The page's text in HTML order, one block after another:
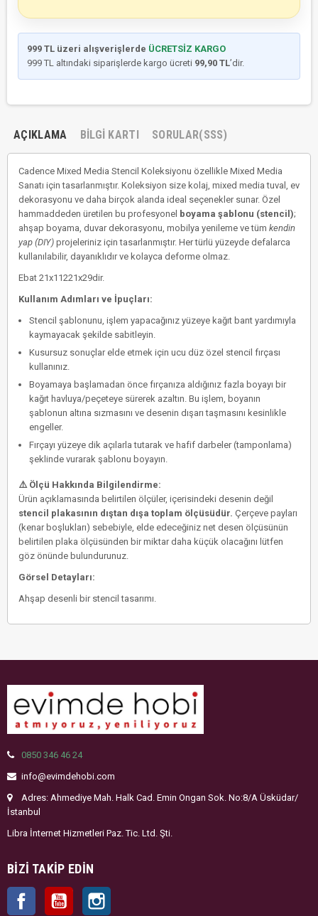
999 TL üzeri alışverişlerde ÜCRETSİZ KARGO
999 TL altındaki siparişlerde kargo ücreti 99,90 TL’dir.
AÇIKLAMA BILGI KARTI SORULAR(SSS)
Cadence Mixed Media Stencil Koleksiyonu özellikle Mixed Media
Sanatı için tasarlanmıştır. Koleksiyon size kolaj, mixed media tuval, ev
dekorasyonu ve daha birçok alanda ideal seçenekler sunar. Özel
hammaddeden üretilen bu profesyonel boyama şablonu (stencil);
ahşap boyama, duvar dekorasyonu, mobilya yenileme ve tüm kendin
yap (DIY) projeleriniz için tasarlanmıştır. Her türlü yüzeyde defalarca
kullanılabilir, dayanıklıdır ve kolayca deforme olmaz.
Ebat 21x11221x29dir.
Kullanım Adımları ve İpuçları:
Stencil şablonunu, işlem yapacağınız yüzeye kağıt bant yardımıyla
kaymayacak şekilde sabitleyin.
Kusursuz sonuçlar elde etmek için ucu düz özel stencil fırçası
kullanınız.
Boyamaya başlamadan önce fırçanıza aldığınız fazla boyayı bir
kağıt havluya/peçeteye sürerek azaltın. Bu işlem, boyanın
şablonun altına sızmasını ve desenin dışarı taşmasını kesinlikle
engeller.
Fırçayı yüzeye dik açılarla tutarak ve hafif darbeler (tamponlama)
şeklinde vurarak şablonu boyayın.
⚠️ Ölçü Hakkında Bilgilendirme:
Ürün açıklamasında belirtilen ölçüler, içerisindeki desenin değil
stencil plakasının dıştan dışa toplam ölçüsüdür. Çerçeve payları
(kenar boşlukları) sebebiyle, elde edeceğiniz net desen ölçüsünün
belirtilen plaka ölçüsünden bir miktar daha küçük olacağını lütfen
göz önünde bulundurunuz.
Görsel Detayları:
Ahşap desenli bir stencil tasarımı.
0850 346 46 24
info@evimdehobi.com
Adres: Ahmediye Mah. Halk Cad. Emin Ongan Sok. No:8/A Üsküdar/
İstanbul
Libra İnternet Hizmetleri Paz. Tic. Ltd. Şti.
BIZI TAKIP EDIN
Facebook YouTube